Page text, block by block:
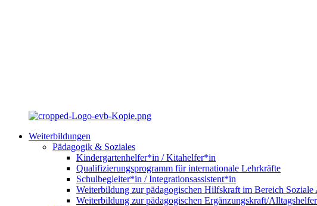
Weiterbildungen
Pädagogik & Soziales
Kindergartenhelfer*in / Kitahelfer*in
Qualifizierungsprogramm für internationale Lehrkräfte
Schulbegleiter*in / Integrationsassistent*in
Weiterbildung zur pädagogischen Hilfskraft im Bereich Soziale
Weiterbildung zur pädagogischen Ergänzungskraft/